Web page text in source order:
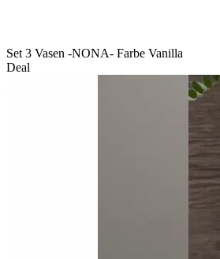
Set 3 Vasen -NONA- Farbe Vanilla
Deal